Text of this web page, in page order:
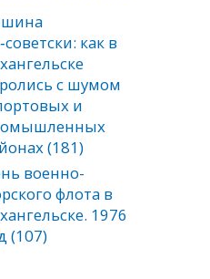
как в
с шумом
и
(181)
военно-
флота в
1976
(107)